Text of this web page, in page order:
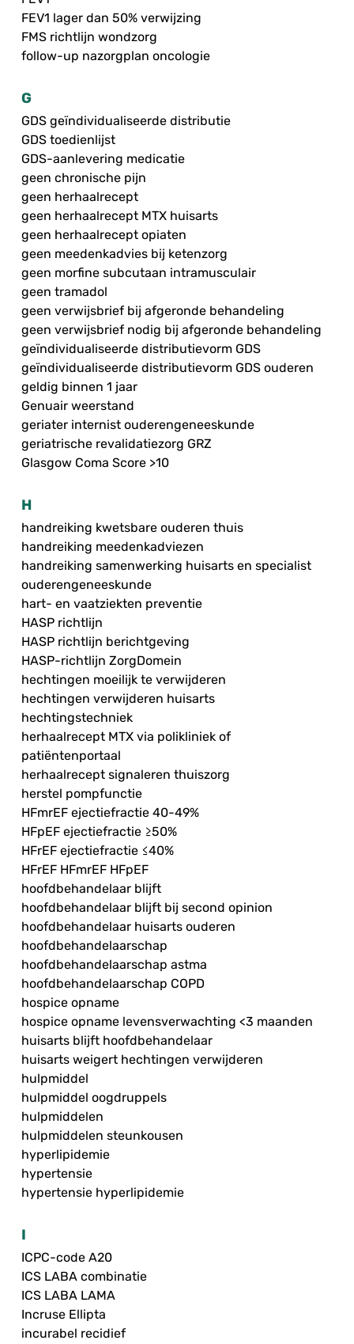
FEV1 lager dan 50% verwijzing
FMS richtlijn wondzorg
follow-up nazorgplan oncologie
G
GDS geïndividualiseerde distributie
GDS toedienlijst
GDS-aanlevering medicatie
geen chronische pijn
geen herhaalrecept
geen herhaalrecept MTX huisarts
geen herhaalrecept opiaten
geen meedenkadvies bij ketenzorg
geen morfine subcutaan intramusculair
geen tramadol
geen verwijsbrief bij afgeronde behandeling
geen verwijsbrief nodig bij afgeronde behandeling
geïndividualiseerde distributievorm GDS
geïndividualiseerde distributievorm GDS ouderen
geldig binnen 1 jaar
Genuair weerstand
geriater internist ouderengeneeskunde
geriatrische revalidatiezorg GRZ
Glasgow Coma Score >10
H
handreiking kwetsbare ouderen thuis
handreiking meedenkadviezen
handreiking samenwerking huisarts en specialist
ouderengeneeskunde
hart- en vaatziekten preventie
HASP richtlijn
HASP richtlijn berichtgeving
HASP-richtlijn ZorgDomein
hechtingen moeilijk te verwijderen
hechtingen verwijderen huisarts
hechtingstechniek
herhaalrecept MTX via polikliniek of
patiëntenportaal
herhaalrecept signaleren thuiszorg
herstel pompfunctie
HFmrEF ejectiefractie 40-49%
HFpEF ejectiefractie ≥50%
HFrEF ejectiefractie ≤40%
HFrEF HFmrEF HFpEF
hoofdbehandelaar blijft
hoofdbehandelaar blijft bij second opinion
hoofdbehandelaar huisarts ouderen
hoofdbehandelaarschap
hoofdbehandelaarschap astma
hoofdbehandelaarschap COPD
hospice opname
hospice opname levensverwachting <3 maanden
huisarts blijft hoofdbehandelaar
huisarts weigert hechtingen verwijderen
hulpmiddel
hulpmiddel oogdruppels
hulpmiddelen
hulpmiddelen steunkousen
hyperlipidemie
hypertensie
hypertensie hyperlipidemie
I
ICPC-code A20
ICS LABA combinatie
ICS LABA LAMA
Incruse Ellipta
incurabel recidief